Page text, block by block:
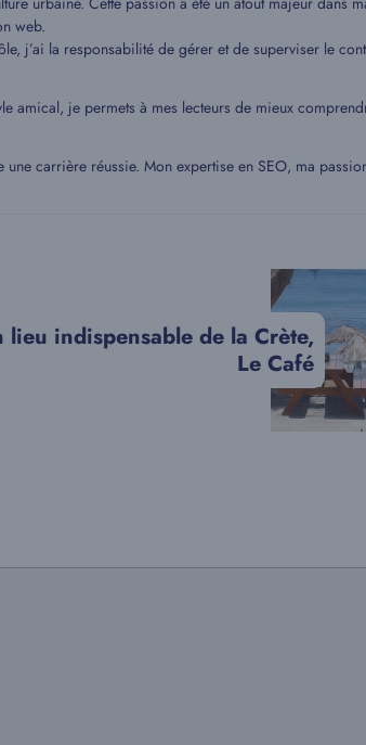
web.
j’ai la responsabilité de gérer et de superviser le
amical, je permets à mes lecteurs de mieux
carrière réussie. Mon expertise en SEO, ma
lieu indispensable de la Crète,
Le Café